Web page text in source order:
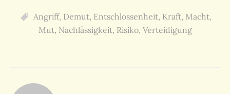
Angriff, Demut, Entschlossenheit, Kraft, Macht,
Mut, Nachlässigkeit, Risiko, Verteidigung